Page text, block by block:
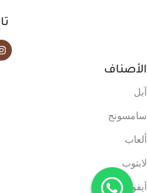
الأصناف
آبل
سامسونج
ألعاب
لابتوب
آيفون